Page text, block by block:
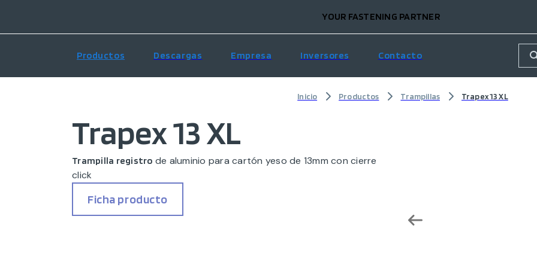
YOUR FASTENING PARTNER
Productos Descargas Empresa Inversores Contacto
Inicio Productos Trampillas Trapex 13 XL
Trapex 13 XL
Trampilla registro de aluminio para cartón yeso de 13mm con cierre
click
Ficha producto